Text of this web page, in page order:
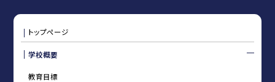
トップページ
学校概要
教育目標